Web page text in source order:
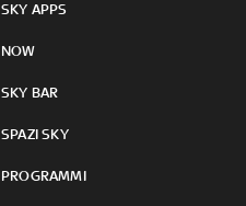
SKY APPS
NOW
SKY BAR
SPAZI SKY
PROGRAMMI